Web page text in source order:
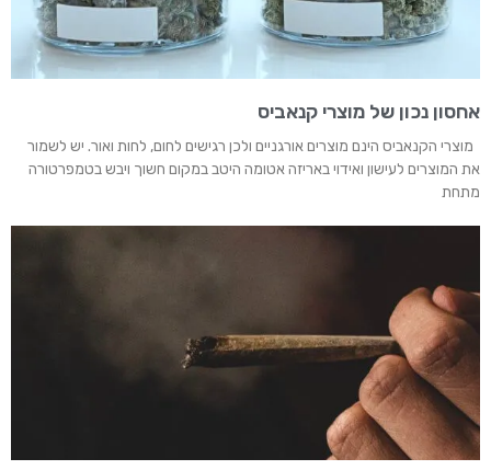
אחסון נכון של מוצרי קנאביס
מוצרי הקנאביס הינם מוצרים אורגניים ולכן רגישים לחום, לחות ואור. יש לשמור
את המוצרים לעישון ואידוי באריזה אטומה היטב במקום חשוך ויבש בטמפרטורה
מתחת